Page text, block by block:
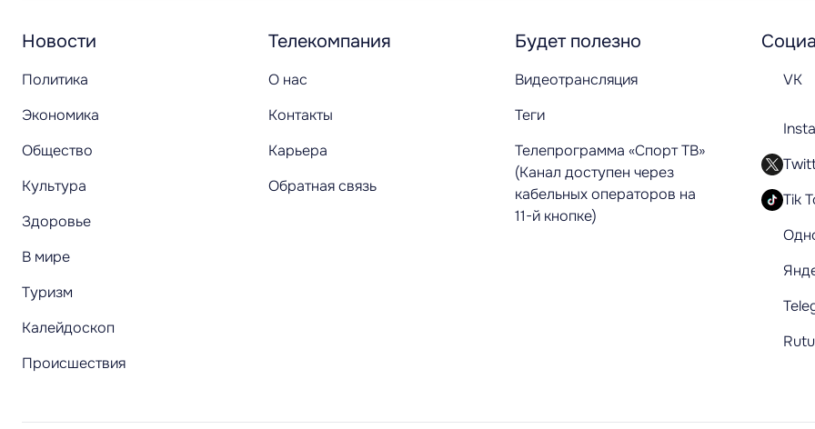
Новости
Политика
Экономика
Общество
Культура
Здоровье
В мире
Туризм
Калейдоскоп
Происшествия
Телекомпания
О нас
Контакты
Карьера
Обратная связь
Будет полезно
Видеотрансляция
Теги
Телепрограмма «Спорт ТВ»
(Канал доступен через
кабельных операторов на
11-й кнопке)
VK
Tik